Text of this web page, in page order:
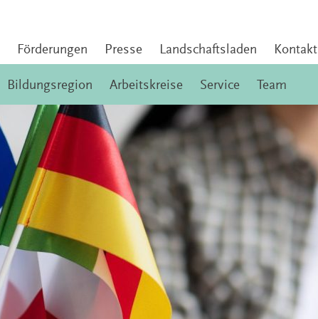
Förderungen Presse Landschaftsladen Kontakt
Bildungsregion Arbeitskreise Service Team